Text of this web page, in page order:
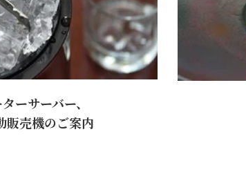
ーサーバー、
販売機のご案内